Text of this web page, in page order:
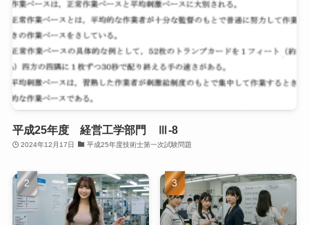
平成25年度 経営工学部門 Ⅲ-8
2024年12月17日 平成25年度技術士第一次試験問題